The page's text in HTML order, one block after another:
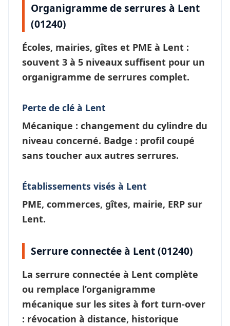
Organigramme de serrures à Lent
(01240)
Écoles, mairies, gîtes et PME à Lent :
souvent 3 à 5 niveaux suffisent pour un
organigramme de serrures complet.
Perte de clé à Lent
Mécanique : changement du cylindre du
niveau concerné. Badge : profil coupé
sans toucher aux autres serrures.
Établissements visés à Lent
PME, commerces, gîtes, mairie, ERP sur
Lent.
Serrure connectée à Lent (01240)
La serrure connectée à Lent complète
ou remplace l’organigramme
mécanique sur les sites à fort turn-over
: révocation à distance, historique